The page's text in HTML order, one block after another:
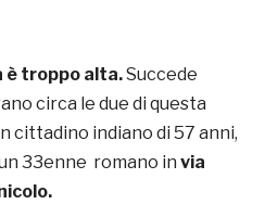
è troppo alta.Succede
circa le due di questa
cittadino indiano di 57 anni,
33enne romano in via